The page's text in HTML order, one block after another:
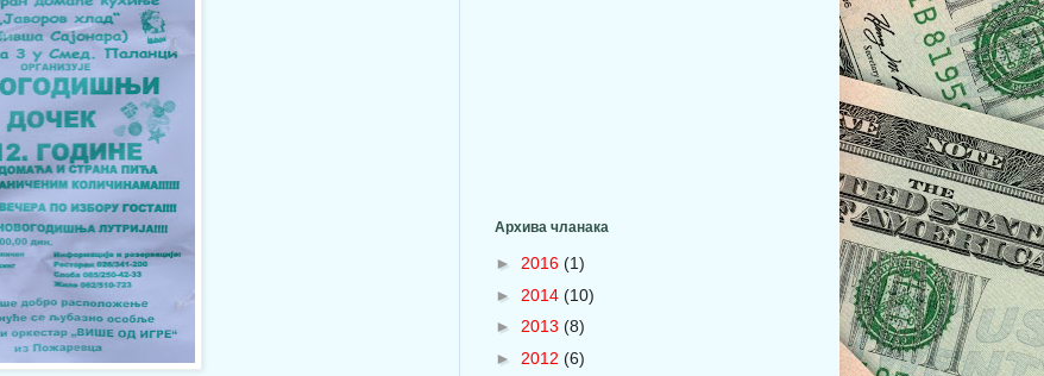
Архива чланака
► 2016 (1)
► 2014 (10)
► 2013 (8)
► 2012 (6)